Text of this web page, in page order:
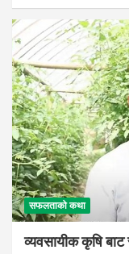
सफलताको कथा
व्यवसायीक कृषि बाट